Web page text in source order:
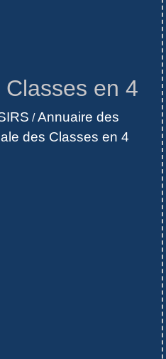
en 4
/Annuaire des
des Classes en 4